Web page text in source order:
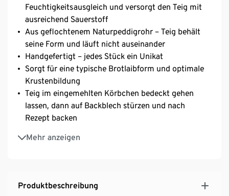
Feuchtigkeitsausgleich und versorgt den Teig mit
ausreichend Sauerstoff
Aus geflochtenem Naturpeddigrohr – Teig behält
seine Form und läuft nicht auseinander
Handgefertigt – jedes Stück ein Unikat
Sorgt für eine typische Brotlaibform und optimale
Krustenbildung
Teig im eingemehlten Körbchen bedeckt gehen
lassen, dann auf Backblech stürzen und nach
Rezept backen
Mehr anzeigen
Auch als Brotkorb nutzbar
Zum Herstellen von Brotlaiben von 700 bis 1.500 g
verwendbar
Produktbeschreibung